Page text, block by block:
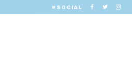
#SOCIAL